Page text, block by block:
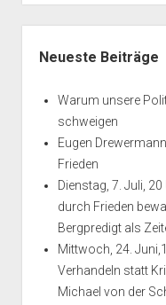
für
den
Frieden
Neueste Beiträge
Warum unsere
schweigen
Eugen
Frieden
Dienstag, 7. Juli,
durch Frieden
Bergpredigt als
Mittwoch, 24.
Verhandeln statt
Michael von der